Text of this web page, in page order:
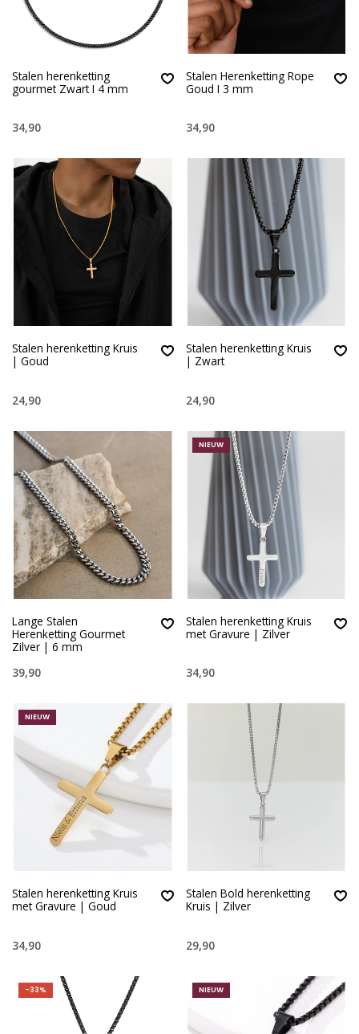
Stalen herenketting
gourmet Zwart I 4 mm
34,90
Stalen Herenketting Rope
Goud I 3 mm
34,90
Stalen herenketting Kruis
| Goud
24,90
Stalen herenketting Kruis
| Zwart
24,90
Lange Stalen
Herenketting Gourmet
Zilver | 6 mm
39,90
NIEUW
Stalen herenketting Kruis
met Gravure | Zilver
34,90
NIEUW
Stalen herenketting Kruis
met Gravure | Goud
34,90
Stalen Bold herenketting
Kruis | Zilver
29,90
-33% NIEUW